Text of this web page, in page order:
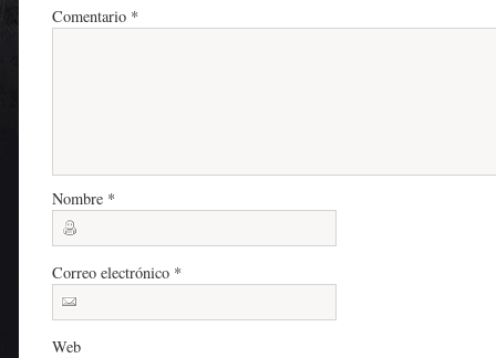
Comentario *
Nombre *
Correo electrónico *
Web